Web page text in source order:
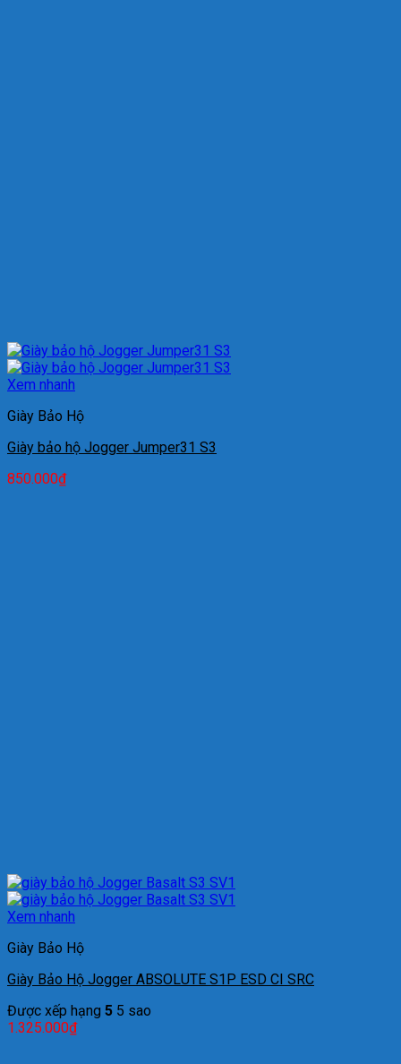
Xem nhanh
Giày Bảo Hộ
Giày bảo hộ Jogger Jumper31 S3
850.000₫
Xem nhanh
Giày Bảo Hộ
Giày Bảo Hộ Jogger ABSOLUTE S1P ESD CI SRC
Được xếp hạng 5 5 sao
1.325.000₫